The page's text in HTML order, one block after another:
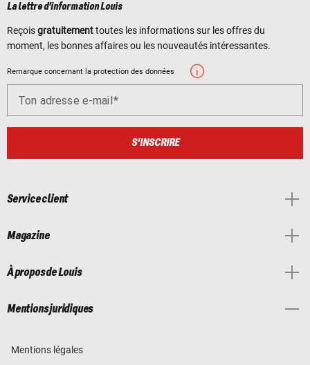
La lettre d'information Louis
Reçoisgratuitementtoutes les informations sur les offres du
moment, les bonnes affaires ou les nouveautés intéressantes.
Remarque concernant la protection des données
Ton adresse e-mail
S'INSCRIRE
Service client
Magazine
À propos de Louis
Mentions juridiques
Mentions légales